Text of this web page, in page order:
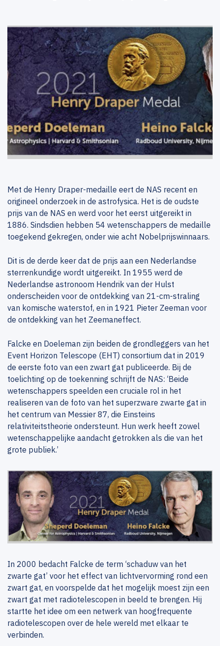
Met de Henry Draper-medaille eert de NAS recent en
origineel onderzoek in de astrofysica. Het is de oudste
prijs van de NAS en werd voor het eerst uitgereikt in
1886. Sindsdien hebben 54 wetenschappers de medaille
toegekend gekregen, onder wie acht Nobelprijswinnaars.
Dit is de derde keer dat de prijs aan een Nederlandse
sterrenkundige wordt uitgereikt. In 1955 werd de
Nederlandse astronoom Hendrik van der Hulst
onderscheiden voor de ontdekking van 21-cm-straling
van komische waterstof, en in 1921 Pieter Zeeman voor
de ontdekking van het Zeemaneffect.
Falcke en Doeleman zijn beiden de grondleggers van het
Event Horizon Telescope (EHT) consortium dat in 2019
de eerste foto van een zwart gat publiceerde. Bij de
toelichting op de toekenning schrijft de NAS: ‘Beide
wetenschappers speelden een cruciale rol in het
realiseren van de foto van het superzware zwarte gat in
het centrum van Messier 87, die Einsteins
relativiteitstheorie ondersteunt. Hun werk heeft zowel
wetenschappelijke aandacht getrokken als die van het
grote publiek.’
In 2000 bedacht Falcke de term ‘schaduw van het
zwarte gat’ voor het effect van lichtvervorming rond een
zwart gat, en voorspelde dat het mogelijk moest zijn een
zwart gat met radiotelescopen in beeld te brengen. Hij
startte het idee om een netwerk van hoogfrequente
radiotelescopen over de hele wereld met elkaar te
verbinden.